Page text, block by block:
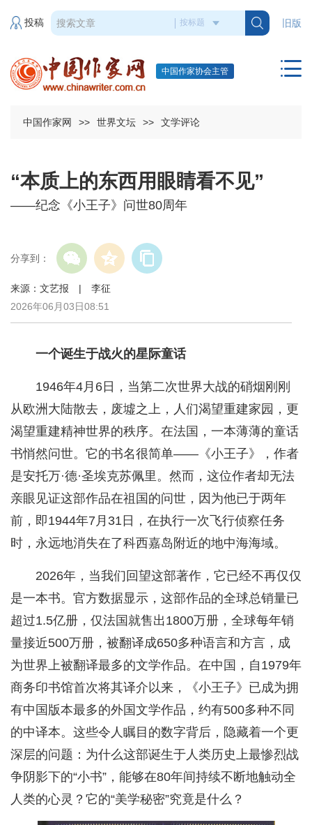
旧版
投稿
中国作家协会主管
中国作家网 >> 世界文坛 >> 文学评论
“本质上的东西用眼睛看不见”
——纪念《小王子》问世80周年
分享到：
来源：文艺报 | 李征
2026年06月03日08:51
一个诞生于战火的星际童话
1946年4月6日，当第二次世界大战的硝烟刚刚
从欧洲大陆散去，废墟之上，人们渴望重建家园，更
渴望重建精神世界的秩序。在法国，一本薄薄的童话
书悄然问世。它的书名很简单——《小王子》，作者
是安托万·德·圣埃克苏佩里。然而，这位作者却无法
亲眼见证这部作品在祖国的问世，因为他已于两年
前，即1944年7月31日，在执行一次飞行侦察任务
时，永远地消失在了科西嘉岛附近的地中海海域。
2026年，当我们回望这部著作，它已经不再仅仅
是一本书。官方数据显示，这部作品的全球总销量已
超过1.5亿册，仅法国就售出1800万册，全球每年销
量接近500万册，被翻译成650多种语言和方言，成
为世界上被翻译最多的文学作品。在中国，自1979年
商务印书馆首次将其译介以来，《小王子》已成为拥
有中国版本最多的外国文学作品，约有500多种不同
的中译本。这些令人瞩目的数字背后，隐藏着一个更
深层的问题：为什么这部诞生于人类历史上最惨烈战
争阴影下的“小书”，能够在80年间持续不断地触动全
人类的心灵？它的“美学秘密”究竟是什么？